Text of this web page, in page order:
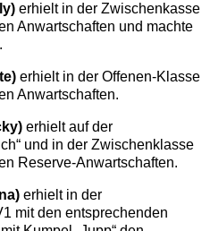
erhielt in der Zwischenkasse
Anwartschaften und machte
erhielt in der Offenen-Klasse
Anwartschaften.
erhielt auf der
und in der Zwischenklasse
Reserve-Anwartschaften.
erhielt in der
mit den entsprechenden